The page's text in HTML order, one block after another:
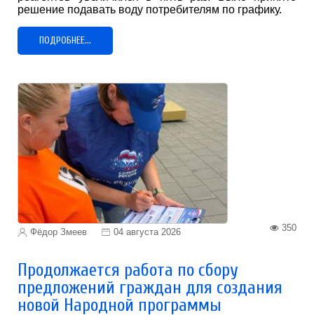
решение подавать воду потребителям по графику.
ПОДРОБНЕЕ...
Фёдор Змеев 04 августа 2026 350
Продолжается работа по сбору
предложений граждан для создания
новой Народной программы